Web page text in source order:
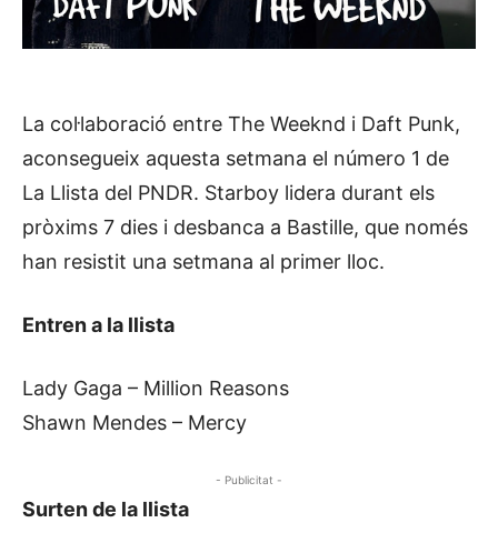
La col·laboració entre The Weeknd i Daft Punk,
aconsegueix aquesta setmana el número 1 de
La Llista del PNDR. Starboy lidera durant els
pròxims 7 dies i desbanca a Bastille, que només
han resistit una setmana al primer lloc.
Entren a la llista
Lady Gaga – Million Reasons
Shawn Mendes – Mercy
- Publicitat -
Surten de la llista